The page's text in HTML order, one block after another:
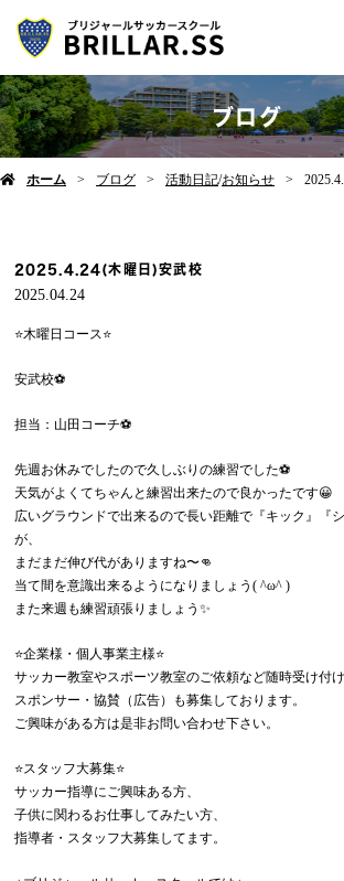
ブログ
ホーム ブログ 活動日記/お知らせ
2025.4.24(木曜日)安武校
2025.04.24
⭐️木曜日コース⭐️
安武校⚽️
担当：山田コーチ⚽️
先週お休みでしたので久しぶりの練習でした⚽️
天気がよくてちゃんと練習出来たので良かったです😀
広いグラウンドで出来るので長い距離で『キック』『
が、
まだまだ伸び代がありますね〜👊
当て間を意識出来るようになりましょう( ^ω^ )
また来週も練習頑張りましょう✨
⭐️企業様・個人事業主様⭐️
サッカー教室やスポーツ教室のご依頼など随時受け付
スポンサー・協賛（広告）も募集しております。
ご興味がある方は是非お問い合わせ下さい。
⭐️スタッフ大募集⭐️
サッカー指導にご興味ある方、
子供に関わるお仕事してみたい方、
指導者・スタッフ大募集してます。